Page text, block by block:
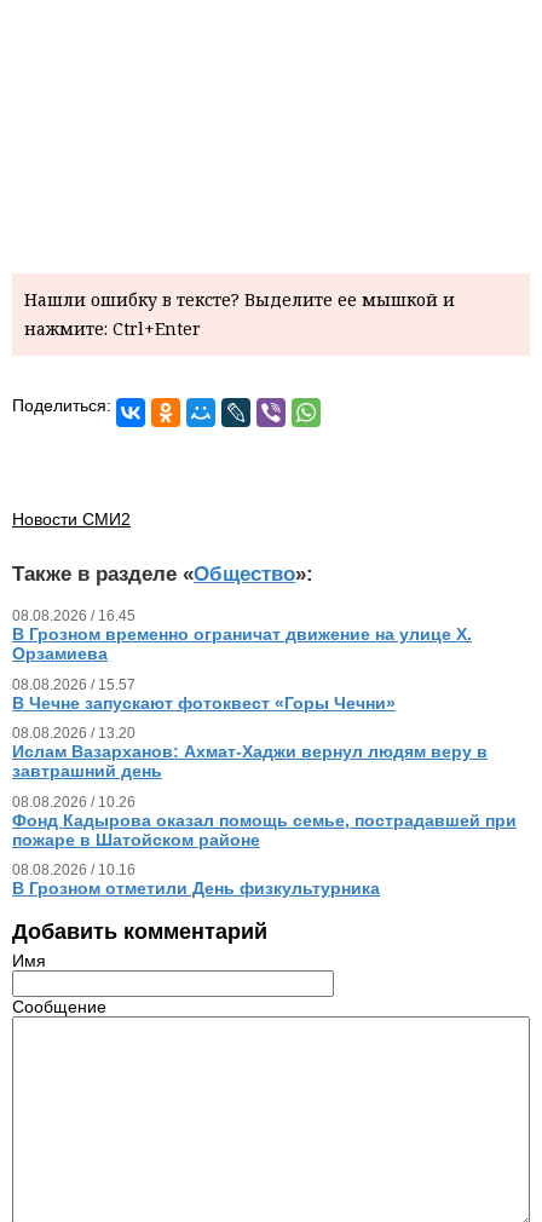
Нашли ошибку в тексте? Выделите ее мышкой и
нажмите: Ctrl+Enter
Поделиться:
Новости СМИ2
Также в разделе «Общество»:
08.08.2026 / 16.45
В Грозном временно ограничат движение на улице Х.
Орзамиева
08.08.2026 / 15.57
В Чечне запускают фотоквест «Горы Чечни»
08.08.2026 / 13.20
Ислам Вазарханов: Ахмат-Хаджи вернул людям веру в
завтрашний день
08.08.2026 / 10.26
Фонд Кадырова оказал помощь семье, пострадавшей при
пожаре в Шатойском районе
08.08.2026 / 10.16
В Грозном отметили День физкультурника
Добавить комментарий
Имя
Сообщение